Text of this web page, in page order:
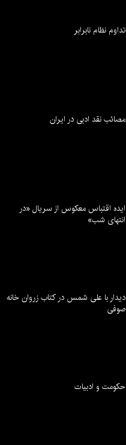
تداوم نظام نابرابر
مصائب نقد ادبی در ایران
ایده اقتباس معکوس از سریال «در
انتهای شب»
دیدار با علی شمس در کتاب زروان خانه
صوفی
حکومت و ادبیات